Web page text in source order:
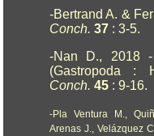
-Bertrand A. &
Conch. 37 : 3-5.
-Nan D., 2018
(Gastropoda :
Conch. 45 : 9-16.
-Pla Ventura M.,
Arenas J., Velázquez